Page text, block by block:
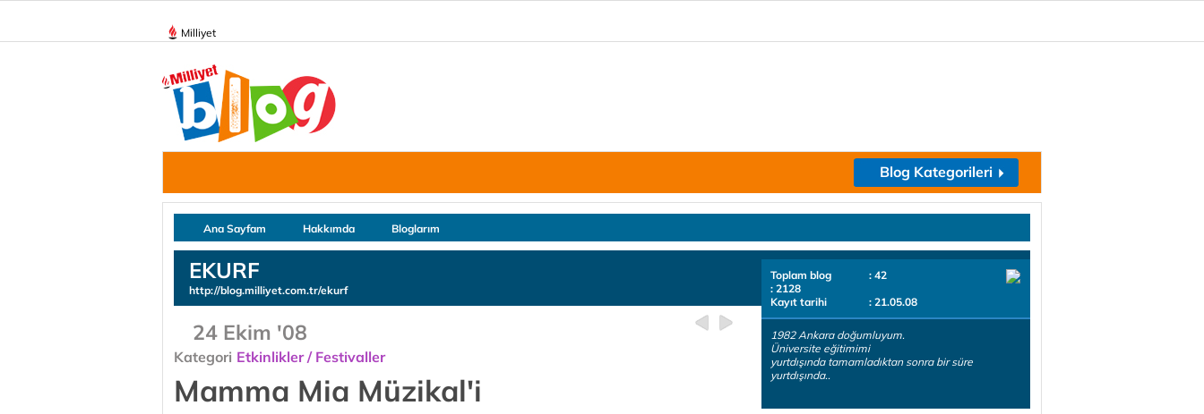
Milliyet
Blog Kategorileri
Ana Sayfam Hakkımda Bloglarım
EKURF
http://blog.milliyet.com.tr/ekurf
24 Ekim '08
Kategori Etkinlikler / Festivaller
Mamma Mia Müzikal'i
Toplam blog
: 42
: 2128
Kayıt tarihi
: 21.05.08
1982 Ankara doğumluyum.
Üniversite eğitimimi
yurtdışında tamamladıktan sonra bir süre
yurtdışında..